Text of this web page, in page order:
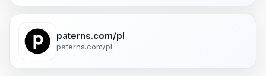
paterns.com/pl
paterns.com/pl